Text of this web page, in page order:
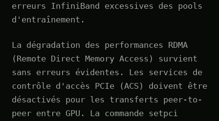
erreurs InfiniBand excessives des pools
d'entraînement.
La dégradation des performances RDMA
(Remote Direct Memory Access) survient
sans erreurs évidentes. Les services de
contrôle d'accès PCIe (ACS) doivent être
désactivés pour les transferts peer-to-
peer entre GPU. La commande setpci